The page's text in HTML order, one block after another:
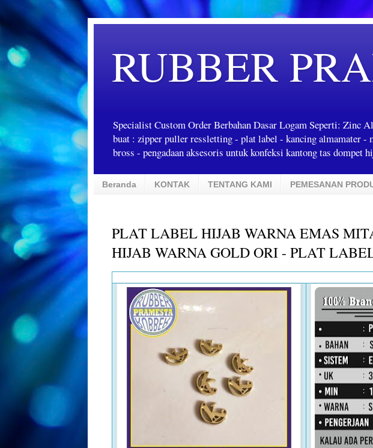
RUBBER
Specialist Custom Order Berbahan Dasar Logam Seperti: Zinc
buat : zipper puller ressletting - plat label - kancing almamater -
bross - pengadaan aksesoris untuk konfeksi kantong tas dompet
Beranda KONTAK TENTANG KAMI PEMESANAN
PLAT LABEL HIJAB WARNA EMAS
HIJAB WARNA GOLD ORI - PLAT